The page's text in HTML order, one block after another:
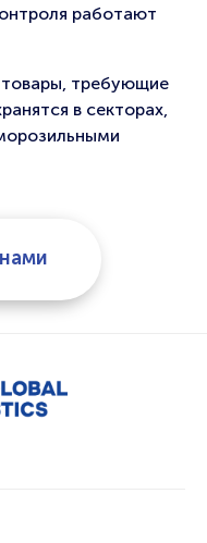
работают
требующие
в секторах,